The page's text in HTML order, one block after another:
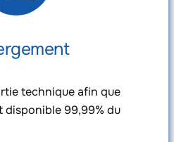
technique afin que
99,99% du